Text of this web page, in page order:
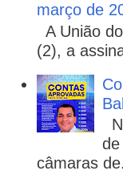
março de
A União
(2), a
câmaras